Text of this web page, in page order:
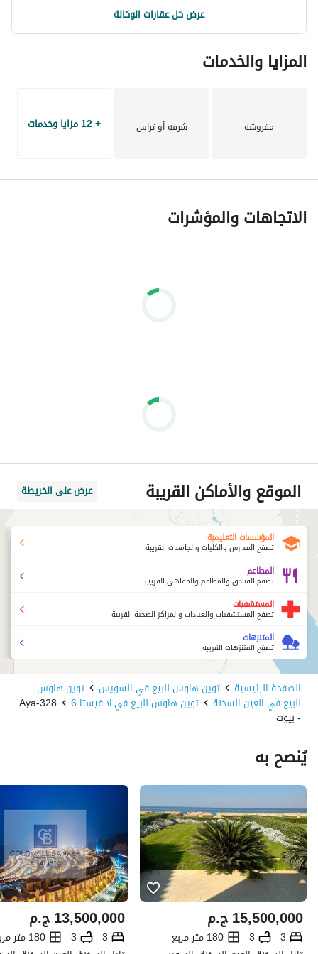
• سهولة الوصول من القاهرة عبر طريق الزعفرانة
البحر الأحمر.
عرض كل عقارات الوكالة
المزايا والخدمات
مفروشة شرفة أو تراس + 12 مزايا وخدمات
الاتجاهات والمؤشرات
الموقع والأماكن القريبة عرض على الخريطة
المؤسسات التعليمية
تصفح المدارس والكليات والجامعات القريبة
المطاعم
تصفح الفنادق والمطاعم والمقاهي القريب
المستشفيات
تصفح المستشفيات والعيادات والمراكز الصحية القريبة
المتنزهات
تصفح المتنزهات القريبة
الصفحة الرئيسية توين هاوس للبيع في السويس توين هاوس
للبيع في العين السخنة توين هاوس للبيع في لا فيستا 6 Aya-328
- بيوت
يُنصح به
ج.م15,500,000
3
3
180 متر مربع
ج.م13,500,000
3
3
180 متر مربع